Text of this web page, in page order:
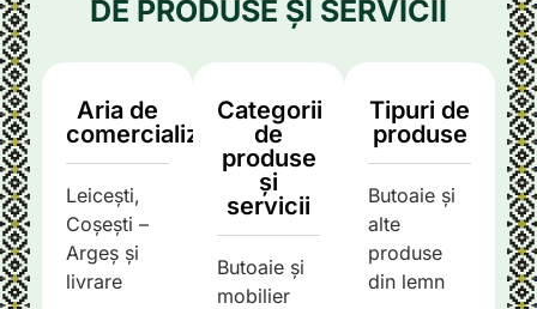
DE PRODUSE ȘI SERVICII
Aria de
comercializare
Leicești,
Coșești –
Argeș și
livrare
Categorii
de
produse
și
servicii
Butoaie și
mobilier
Tipuri de
produse
Butoaie și
alte
produse
din lemn